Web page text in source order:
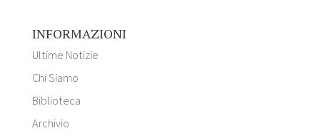
INFORMAZIONI
Ultime Notizie
Chi Siamo
Biblioteca
Archivio